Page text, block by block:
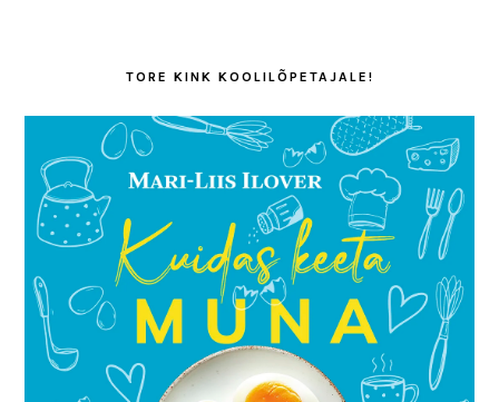
TORE KINK KOOLILÕPETAJALE!